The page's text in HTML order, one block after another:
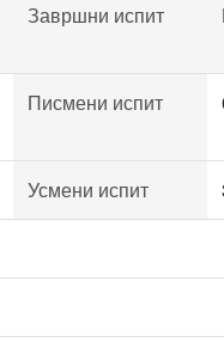
Завршни испит
Писмени испит
Усмени испит